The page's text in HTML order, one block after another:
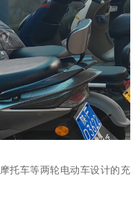
托车等两轮电动车设计的充